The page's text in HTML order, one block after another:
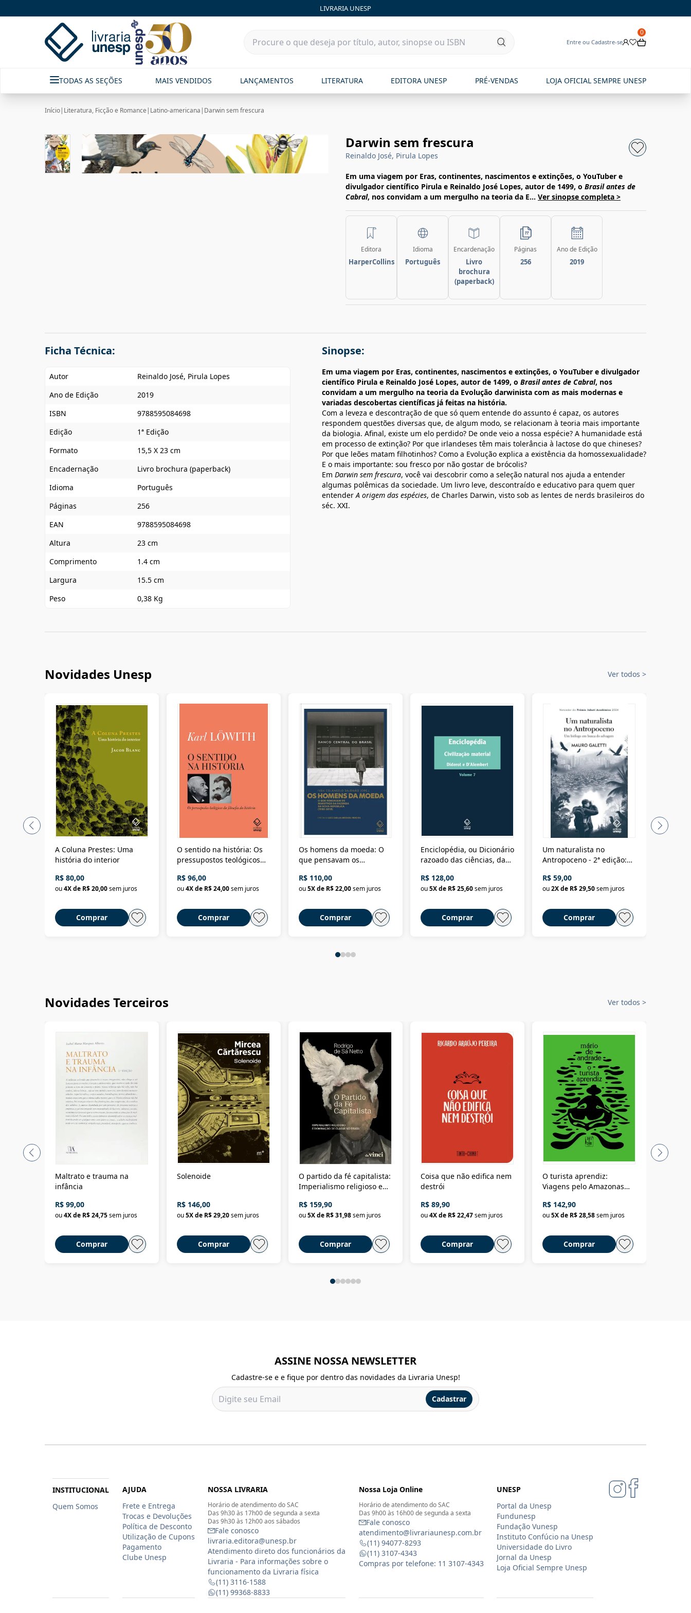
LIVRARIA UNESP
Entre ou Cadastre-se
0
TODAS AS SEÇÕES MAIS VENDIDOS LANÇAMENTOS LITERATURA EDITORA UNESP PRÉ-VENDAS LOJA OFICIAL SEMPRE UNESP
Início| Literatura, Ficção e Romance | Latino-americana | Darwin sem frescura
Darwin sem frescura
Reinaldo José, Pirula Lopes
Em uma viagem por Eras, continentes, nascimentos e extinções, o YouTuber e
divulgador científico Pirula e Reinaldo José Lopes, autor de 1499, o Brasil antes de
Cabral, nos convidam a um mergulho na teoria da E... Ver sinopse completa >
Editora
HarperCollins
Idioma
Português
Encardenação
Livro
brochura
(paperback)
Páginas
256
Ano de Edição
2019
Ficha Técnica:
Autor
Reinaldo José, Pirula Lopes
Ano de Edição
2019
ISBN
9788595084698
Edição
1ª Edição
Formato
15,5 X 23 cm
Encadernação
Livro brochura (paperback)
Idioma
Português
Páginas
256
EAN
9788595084698
Altura
23 cm
Comprimento
1.4 cm
Largura
15.5 cm
Peso
0,38 Kg
Sinopse:
Em uma viagem por Eras, continentes, nascimentos e extinções, o YouTuber e divulgador
científico Pirula e Reinaldo José Lopes, autor de 1499, o Brasil antes de Cabral, nos
convidam a um mergulho na teoria da Evolução darwinista com as mais modernas e
variadas descobertas científicas já feitas na história.
Com a leveza e descontração de que só quem entende do assunto é capaz, os autores
respondem questões diversas que, de algum modo, se relacionam à teoria mais importante
da biologia. Afinal, existe um elo perdido? De onde veio a nossa espécie? A humanidade está
em processo de extinção? Por que irlandeses têm mais tolerância à lactose do que chineses?
Por que leões matam filhotinhos? Como a Evolução explica a existência da homossexualidade?
E o mais importante: sou fresco por não gostar de brócolis?
Em Darwin sem frescura, você vai descobrir como a seleção natural nos ajuda a entender
algumas polêmicas da sociedade. Um livro leve, descontraído e educativo para quem quer
entenderA origem das espécies, de Charles Darwin, visto sob as lentes de nerds brasileiros do
séc. XXI.
Novidades Unesp Ver todos >
A Coluna Prestes: Uma
história do interior
R$ 80,00
ou4X de R$ 20,00sem juros
Comprar
O sentido na história: Os
pressupostos teológicos
R$ 96,00
ou4X de R$ 24,00sem juros
Comprar
Os homens da moeda: O
que pensavam os
Nova República (1985-
2018)
R$ 110,00
ou5X de R$ 22,00sem juros
Comprar
Enciclopédia, ou Dicionário
razoado das ciências, das
Civilização material
R$ 128,00
ou5X de R$ 25,60sem juros
Comprar
Um naturalista no
Antropoceno - 2ª edição:
selvagem
R$ 59,00
ou2X de R$ 29,50sem juros
Comprar
Novidades Terceiros Ver todos >
Maltrato e trauma na
infância
R$ 99,00
ou4X de R$ 24,75sem juros
Comprar
Solenoide
R$ 146,00
ou5X de R$ 29,20sem juros
Comprar
O partido da fé capitalista:
Imperialismo religioso e
Brasil
R$ 159,90
ou5X de R$ 31,98sem juros
Comprar
Coisa que não edifica nem
destrói
R$ 89,90
ou4X de R$ 22,47sem juros
Comprar
O turista aprendiz:
Viagens pelo Amazonas
até a Bolívia e por Marajó
até dizer chega
R$ 142,90
ou5X de R$ 28,58sem juros
Comprar
ASSINE NOSSA NEWSLETTER
Cadastre-se e e fique por dentro das novidades da Livraria Unesp!
Cadastrar
INSTITUCIONAL
Quem Somos
AJUDA
Frete e Entrega
Trocas e Devoluções
Política de Desconto
Utilização de Cupons
Pagamento
Clube Unesp
NOSSA LIVRARIA
Horário de atendimento do SAC
Das 9h30 às 17h00 de segunda a sexta
Das 9h30 às 12h00 aos sábados
Fale conosco
livraria.editora@unesp.br
Atendimento direto dos funcionários da
Livraria - Para informações sobre o
funcionamento da Livraria física
(11) 3116-1588
(11) 99368-8833
Nossa Loja Online
Horário de atendimento do SAC
Das 9h00 às 16h00 de segunda a sexta
Fale conosco
atendimento@livrariaunesp.com.br
(11) 94077-8293
(11) 3107-4343
Compras por telefone: 11 3107-4343
UNESP
Portal da Unesp
Fundunesp
Fundação Vunesp
Instituto Confúcio na Unesp
Universidade do Livro
Jornal da Unesp
Loja Oficial Sempre Unesp